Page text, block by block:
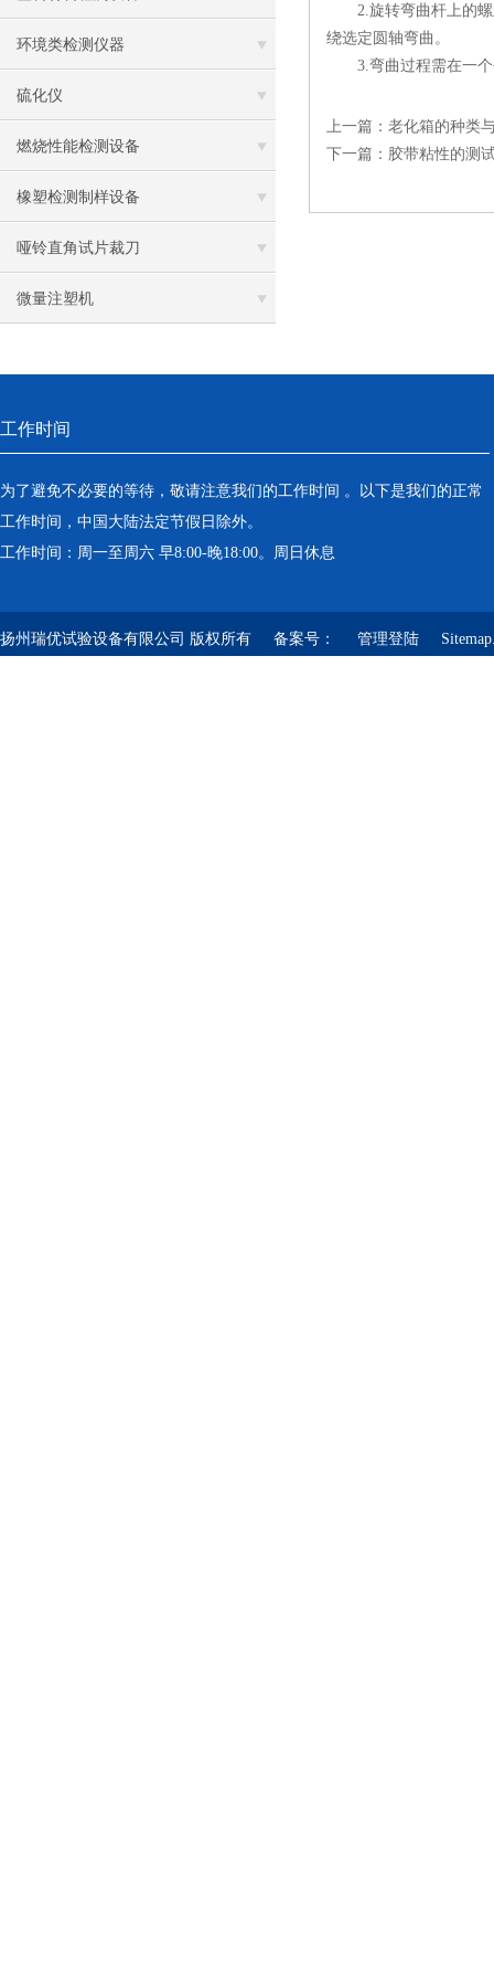
环境类检测仪器
硫化仪
燃烧性能检测设备
橡塑检测制样设备
哑铃直角试片裁刀
微量注塑机
2.旋转弯曲杆上的螺
绕选定圆轴弯曲。
3.弯曲过程需在一个
上一篇： 老化箱的种类
下一篇： 胶带粘性的测
工作时间
为了避免不必要的等待，敬请注意我们的工作时间 。以下是我们的正常
工作时间，中国大陆法定节假日除外。
工作时间：周一至周六 早8:00-晚18:00。周日休息
扬州瑞优试验设备有限公司 版权所有 备案号： 管理登陆